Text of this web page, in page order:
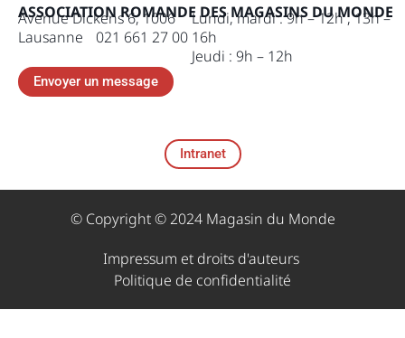
ASSOCIATION ROMANDE DES MAGASINS DU MONDE
Avenue Dickens 6, 1006
Lausanne 021 661 27 00
Lundi, mardi : 9h – 12h , 13h –
16h
Jeudi : 9h – 12h
Envoyer un message
Intranet
© Copyright © 2024 Magasin du Monde
Impressum et droits d'auteurs ​
Politique de confidentialité​